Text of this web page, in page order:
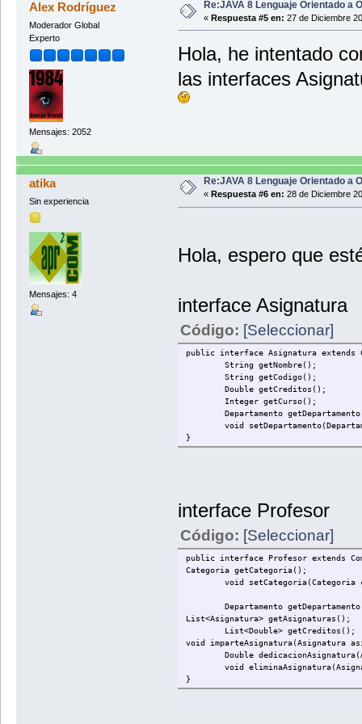
}
public int hashCode(){ return
}
public String toString(){
boolean res = false;
if(o instanceof
res =
public int
int cmp =
}
Alex Rodríguez
Moderador Global
Experto
Mensajes: 2052
Re:JAVA 8 Lenguaje Orientado a
« Respuesta #5 en: 27 de Diciembre
Hola, he intentado
las interfaces
atika
Sin experiencia
Mensajes: 4
Re:JAVA 8 Lenguaje Orientado a
« Respuesta #6 en: 28 de Diciembre
Hola, espero que
interface Asignatura
Código: [Seleccionar]
public interface Asignatura extends
String getNombre();
String getCodigo();
Double getCreditos();
Integer getCurso();
Departamento
void
}
interface Profesor
Código: [Seleccionar]
public interface Profesor extends
Categoria getCategoria();
void setCategoria(Categoria
Departamento
List<Asignatura> getAsignaturas();
List<Double> getCreditos();
void imparteAsignatura(Asignatura
Double
void
}